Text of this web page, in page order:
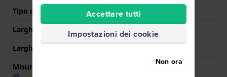
Tipo di cinturino
Bracciale a maglie
Larghezza cinturino
20 mm
Larghezza tra Anse
Misura cinturino alla fibbia
Accettare tutti
Impostazioni dei cookie
Non ora